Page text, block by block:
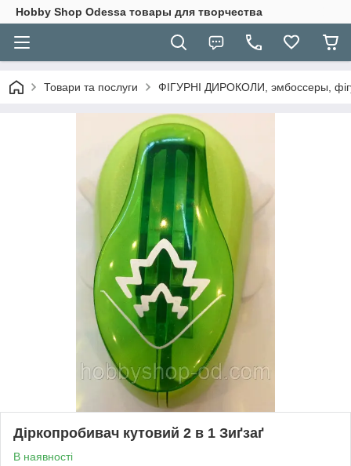
Hobbу Shop Odessa товары для творчества
Товари та послуги ФІГУРНІ ДИРОКОЛИ, эмбоссеры,
Діркопробивач кутовий 2 в 1 Зиґзаґ
В наявності